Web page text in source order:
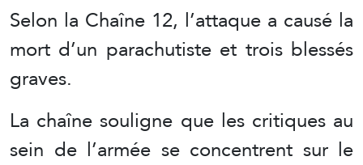
Selon la Chaîne 12, l’attaque a causé la
mort d’un parachutiste et trois blessés
graves.
La chaîne souligne que les critiques au
sein de l’armée se concentrent sur le